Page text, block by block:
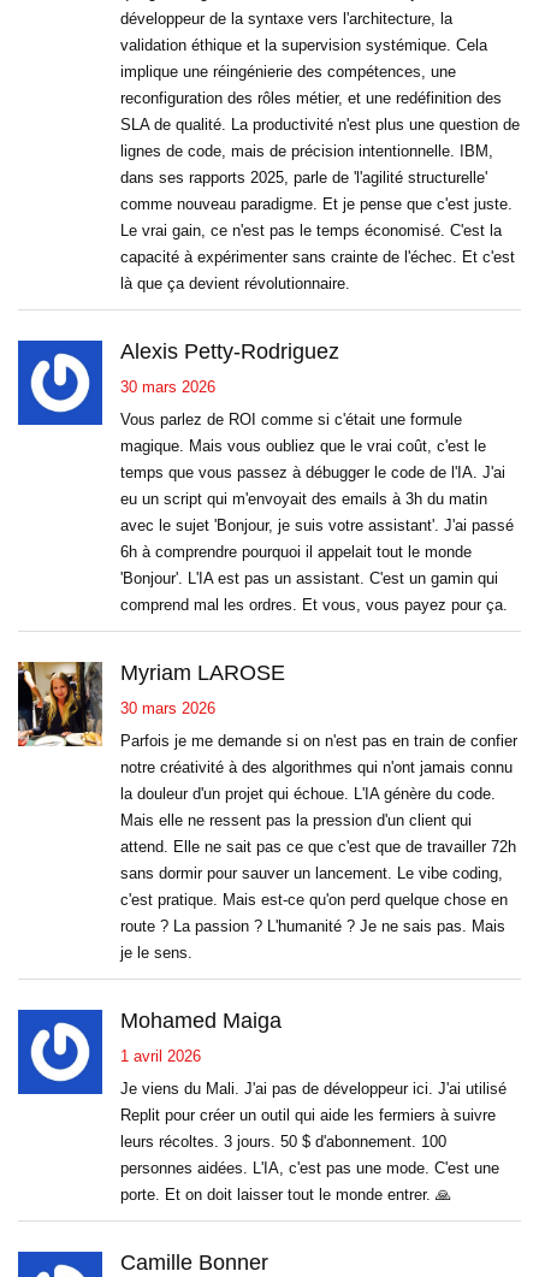
développeur de la syntaxe vers l'architecture, la
validation éthique et la supervision systémique. Cela
implique une réingénierie des compétences, une
reconfiguration des rôles métier, et une redéfinition des
SLA de qualité. La productivité n'est plus une question de
lignes de code, mais de précision intentionnelle. IBM,
dans ses rapports 2025, parle de 'l'agilité structurelle'
comme nouveau paradigme. Et je pense que c'est juste.
Le vrai gain, ce n'est pas le temps économisé. C'est la
capacité à expérimenter sans crainte de l'échec. Et c'est
là que ça devient révolutionnaire.
Alexis Petty-Rodriguez
30 mars 2026
Vous parlez de ROI comme si c'était une formule
magique. Mais vous oubliez que le vrai coût, c'est le
temps que vous passez à débugger le code de l'IA. J'ai
eu un script qui m'envoyait des emails à 3h du matin
avec le sujet 'Bonjour, je suis votre assistant'. J'ai passé
6h à comprendre pourquoi il appelait tout le monde
'Bonjour'. L'IA est pas un assistant. C'est un gamin qui
comprend mal les ordres. Et vous, vous payez pour ça.
Myriam LAROSE
30 mars 2026
Parfois je me demande si on n'est pas en train de confier
notre créativité à des algorithmes qui n'ont jamais connu
la douleur d'un projet qui échoue. L'IA génère du code.
Mais elle ne ressent pas la pression d'un client qui
attend. Elle ne sait pas ce que c'est que de travailler 72h
sans dormir pour sauver un lancement. Le vibe coding,
c'est pratique. Mais est-ce qu'on perd quelque chose en
route ? La passion ? L'humanité ? Je ne sais pas. Mais
je le sens.
Mohamed Maiga
1 avril 2026
Je viens du Mali. J'ai pas de développeur ici. J'ai utilisé
Replit pour créer un outil qui aide les fermiers à suivre
leurs récoltes. 3 jours. 50 $ d'abonnement. 100
personnes aidées. L'IA, c'est pas une mode. C'est une
porte. Et on doit laisser tout le monde entrer. 🙏
Camille Bonner